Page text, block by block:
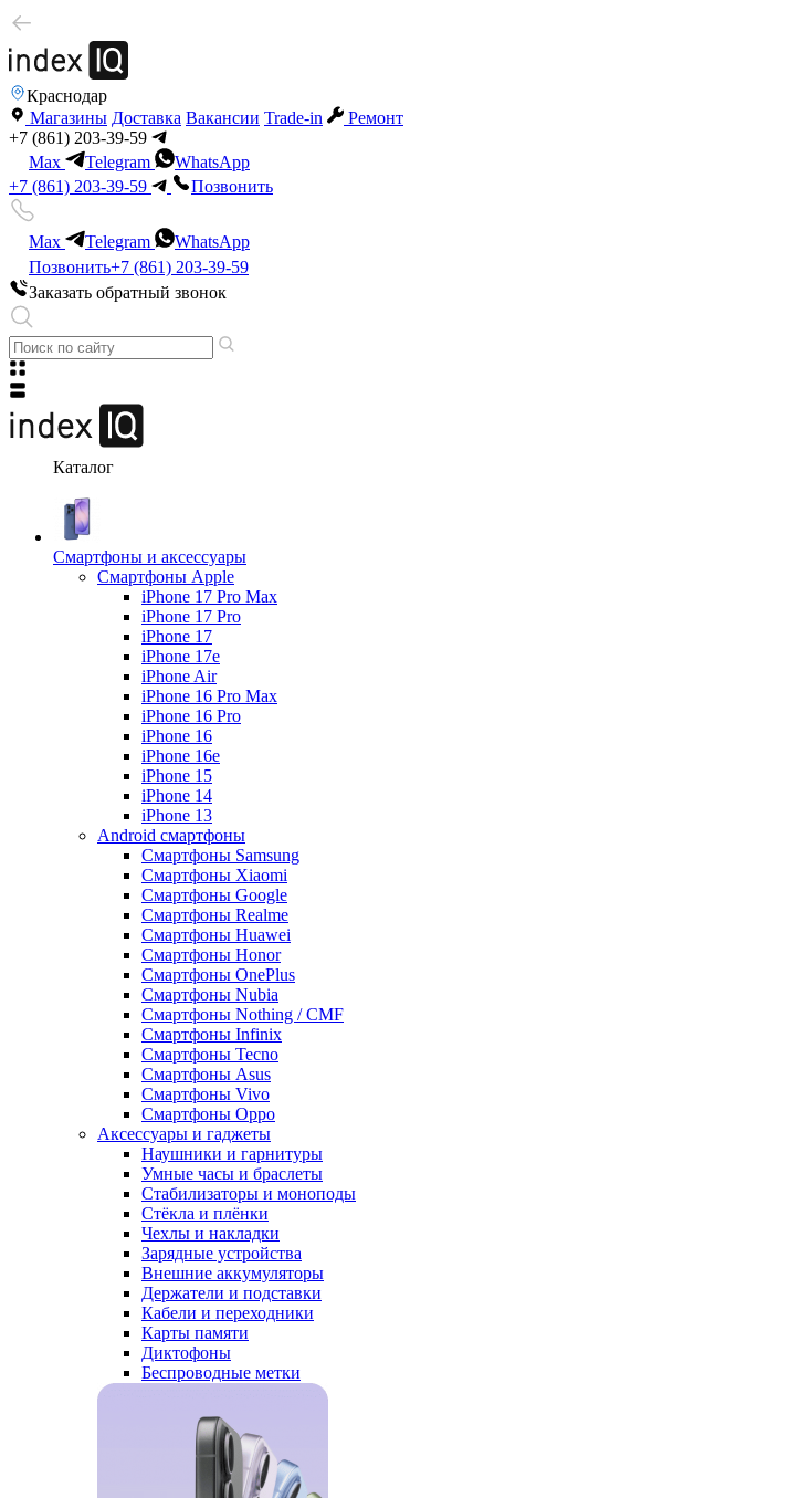
Краснодар
Магазины Доставка Вакансии Trade-in
Ремонт
+7 (861) 203-39-59
Max
Telegram
WhatsApp
+7 (861) 203-39-59
Позвонить
Max Telegram
WhatsApp
Позвонить+7 (861) 203-39-59
Заказать обратный звонок
Каталог
Смартфоны и аксессуары
Смартфоны Apple
iPhone 17 Pro Max
iPhone 17 Pro
iPhone 17
iPhone 17e
iPhone Air
iPhone 16 Pro Max
iPhone 16 Pro
iPhone 16
iPhone 16e
iPhone 15
iPhone 14
iPhone 13
Android cмартфоны
Смартфоны Samsung
Смартфоны Xiaomi
Смартфоны Google
Смартфоны Realme
Смартфоны Huawei
Смартфоны Honor
Смартфоны OnePlus
Смартфоны Nubia
Смартфоны Nothing / CMF
Смартфоны Infinix
Смартфоны Tecno
Смартфоны Asus
Смартфоны Vivo
Смартфоны Oppo
Аксессуары и гаджеты
Наушники и гарнитуры
Умные часы и браслеты
Стабилизаторы и моноподы
Стёкла и плёнки
Чехлы и накладки
Зарядные устройства
Внешние аккумуляторы
Держатели и подставки
Кабели и переходники
Карты памяти
Диктофоны
Беспроводные метки